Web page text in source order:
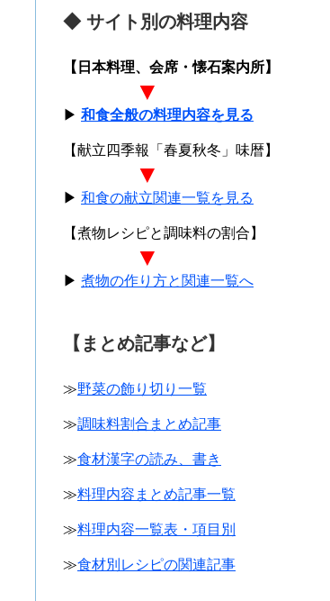
◆ サイト別の料理内容
【日本料理、会席・懐石案内所】
▼
▶ 和食全般の料理内容を見る
【献立四季報「春夏秋冬」味暦】
▼
▶ 和食の献立関連一覧を見る
【煮物レシピと調味料の割合】
▼
▶ 煮物の作り方と関連一覧へ
【まとめ記事など】
≫野菜の飾り切り一覧
≫調味料割合まとめ記事
≫食材漢字の読み、書き
≫料理内容まとめ記事一覧
≫料理内容一覧表・項目別
≫食材別レシピの関連記事